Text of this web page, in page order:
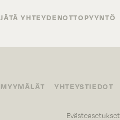
JÄTÄ YHTEYDENOTTOPYYNTÖ
MYYMÄLÄT YHTEYSTIEDOT
Evästeasetukset